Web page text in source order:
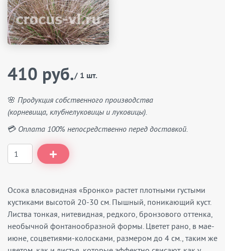
410 руб./ 1 шт.
🌸 Продукция собственного производства
(корневища, клубнелуковицы и луковицы).
💳 Оплата 100% непосредственно перед доставкой.
Осока власовидная «Бронко» растет плотными густыми
кустиками высотой 20-30 см. Пышный, поникающий куст.
Листва тонкая, нитевидная, редкого, бронзового оттенка,
необычной фонтанообразной формы. Цветет рано, в мае-
июне, соцветиями-колосками, размером до 4 см., таким же